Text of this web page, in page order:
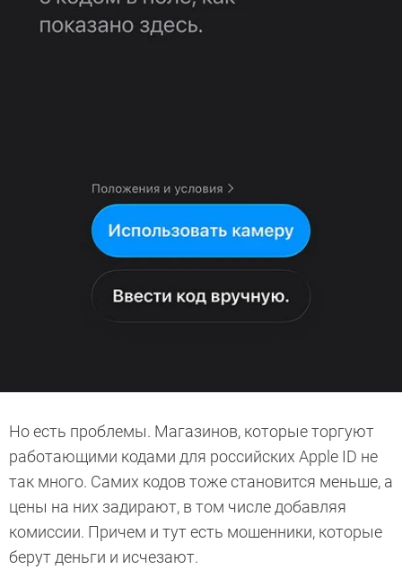
Но есть проблемы. Магазинов, которые торгуют
работающими кодами для российских Apple ID не
так много. Самих кодов тоже становится меньше, а
цены на них задирают, в том числе добавляя
комиссии. Причем и тут есть мошенники, которые
берут деньги и исчезают.